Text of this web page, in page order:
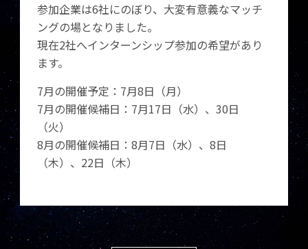
参加企業は6社にのぼり、大変有意義なマッチ
ングの場となりました。
現在2社へインターンシップ参加の希望があり
ます。
7月の開催予定：7月8日（月）
7月の開催候補日：7月17日（水）、30日
（火）
8月の開催候補日：8月7日（水）、8日
（木）、22日（木）